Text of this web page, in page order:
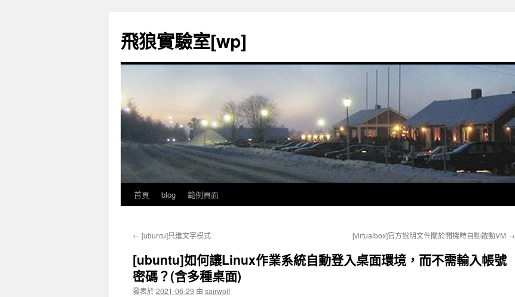
飛狼實驗室[wp]
內
首頁 blog 範例頁面
← [ubuntu]只進文字模式 [virtualbox]官方說明文件關於開機時自動啟動VM →
[ubuntu]如何讓Linux作業系統自動登入桌面環境，而不需輸入帳號
密碼？(含多種桌面)
發表於2021-06-29 由 sairwolf